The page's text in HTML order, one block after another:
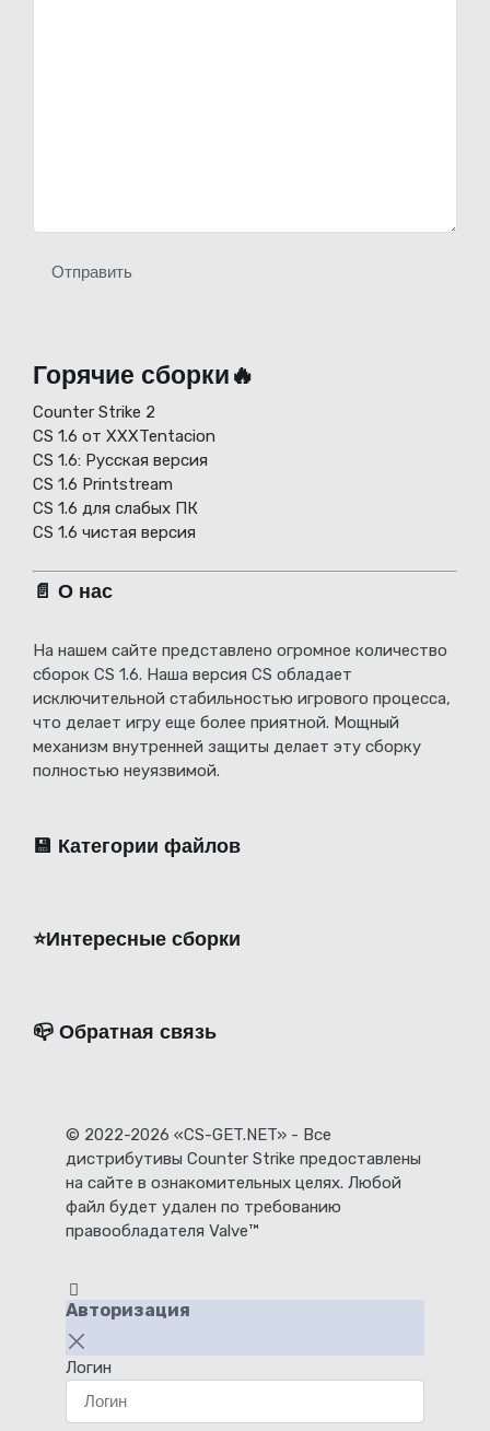
Отправить
Горячие сборки🔥
Counter Strike 2
CS 1.6 от XXXTentacion
СS 1.6: Русская версия
CS 1.6 Printstream
CS 1.6 для слабых ПК
CS 1.6 чистая версия
📄 О нас
На нашем сайте представлено огромное количество
сборок CS 1.6. Наша версия CS обладает
исключительной стабильностью игрового процесса,
что делает игру еще более приятной. Мощный
механизм внутренней защиты делает эту сборку
полностью неуязвимой.
💾 Категории файлов
⭐️Интересные сборки
📪 Обратная связь
© 2022-2026 «CS-GET.NET» - Все
дистрибутивы Counter Strike предоставлены
на сайте в ознакомительных целях. Любой
файл будет удален по требованию
правообладателя Valve™
Авторизация
Логин